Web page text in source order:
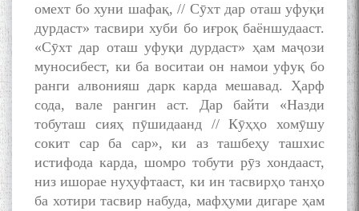
омехт бо хуни шафақ, // Сӯхт дар оташ уфуқи
дурдаст» тасвири хуби бо иғроқ баёншудааст.
«Сӯхт дар оташ уфуқи дурдаст» ҳам маҷози
муносибест, ки ба воситаи он намои уфуқ бо
ранги алвонияш дарк карда мешавад. Ҳарф
сода, вале рангин аст. Дар байти «Назди
тобуташ сияҳ пӯшидаанд // Кӯҳҳо хомӯшу
сокит сар ба сар», ки аз ташбеҳу ташхис
истифода карда, шомро тобути рӯз хондааст,
низ ишорае нуҳуфтааст, ки ин тасвирҳо танҳо
ба хотири тасвир набуда, мафҳуми дигаре ҳам